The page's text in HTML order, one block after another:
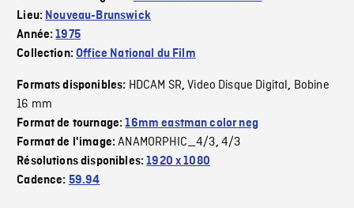
Lieu: Nouveau-Brunswick
Année:1975
Collection:Office National du Film
Formats disponibles: HDCAM SR,Video Disque Digital, Bobine
16 mm
Format de tournage:16mm eastman color neg
Format de l'image:ANAMORPHIC_4/3, 4/3
Résolutions disponibles:1920 x 1080
Cadence: 59.94